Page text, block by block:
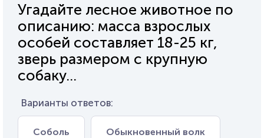
Угадайте лесное животное по
описанию: масса взрослых
особей составляет 18-25 кг,
зверь размером с крупную
собаку...
Варианты ответов:
Соболь Обыкновенный волк